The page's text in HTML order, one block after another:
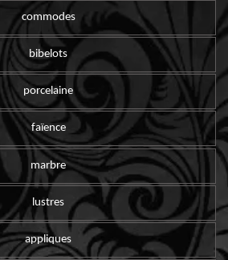
commodes
bibelots
porcelaine
faïence
marbre
lustres
appliques